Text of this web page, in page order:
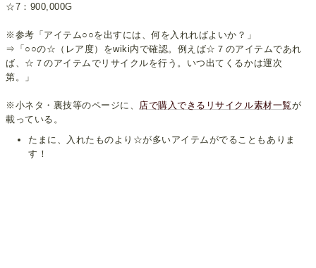
☆7：900,000G
※参考「アイテム○○を出すには、何を入れればよいか？」
⇒「○○の☆（レア度）をwiki内で確認。例えば☆７のアイテムであれ
ば、☆７のアイテムでリサイクルを行う。いつ出てくるかは運次
第。」
※小ネタ・裏技等のページに、 店で購入できるリサイクル素材一覧が
載っている。
たまに、入れたものより☆が多いアイテムがでることもありま
す！